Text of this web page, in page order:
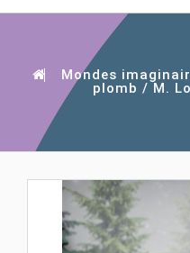
Mondes
plomb / M.